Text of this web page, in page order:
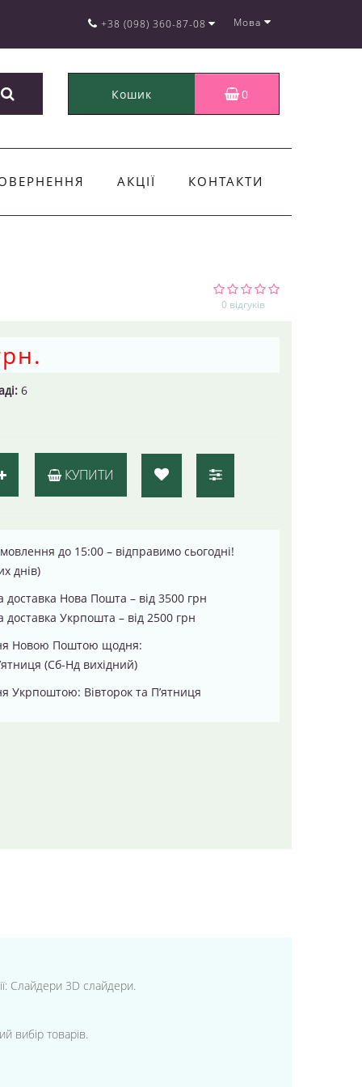
+38 (098) 360-87-08 Мова
Кошик 0
АКЦІЇ КОНТАКТИ
0 відгуків
6
КУПИТИ
до 15:00 – відправимо сьогодні!
днів)
доставка Нова Пошта – від 3500 грн
доставка Укрпошта – від 2500 грн
Новою Поштою щодня:
(Сб-Нд вихідний)
Укрпоштою: Вівторок та П’ятниця
Слайдери 3D слайдери.
вибір товарів.